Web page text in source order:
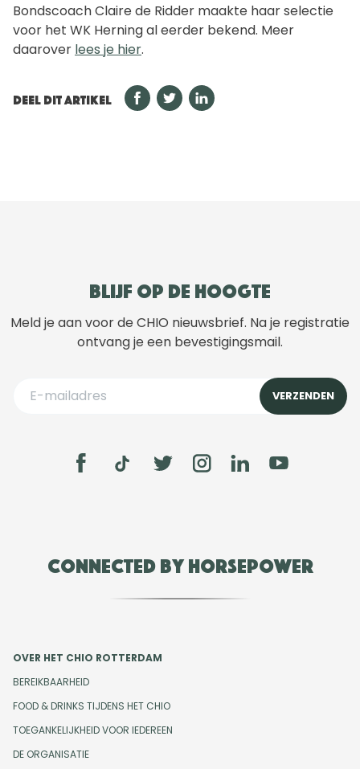
Bondscoach Claire de Ridder maakte haar selectie
voor het WK Herning al eerder bekend. Meer
daarover lees je hier.
DEEL DIT ARTIKEL
Blijf op de hoogte
Meld je aan voor de CHIO nieuwsbrief. Na je registratie
ontvang je een bevestigingsmail.
Connected by Horsepower
OVER HET CHIO ROTTERDAM
BEREIKBAARHEID
FOOD & DRINKS TIJDENS HET CHIO
TOEGANKELIJKHEID VOOR IEDEREEN
DE ORGANISATIE